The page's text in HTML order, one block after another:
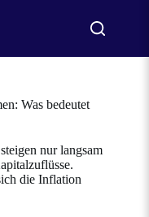
Was bedeutet
nur langsam
die Inflation